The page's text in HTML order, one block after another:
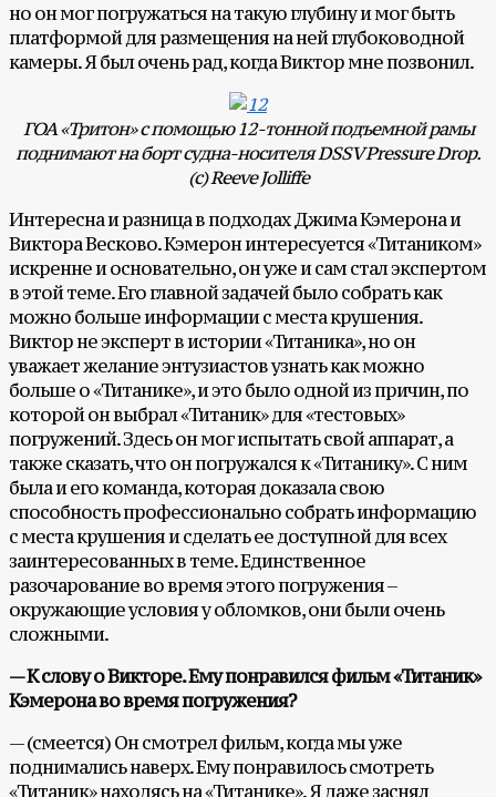
но он мог погружаться на такую глубину и мог быть
платформой для размещения на ней глубоководной
камеры. Я был очень рад, когда Виктор мне позвонил.
ГОА «Тритон» с помощью 12-тонной подъемной рамы
поднимают на борт судна-носителя DSSV Pressure Drop.
(с) Reeve Jolliffe
Интересна и разница в подходах Джима Кэмерона и
Виктора Весково. Кэмерон интересуется «Титаником»
искренне и основательно, он уже и сам стал экспертом
в этой теме. Его главной задачей было собрать как
можно больше информации с места крушения.
Виктор не эксперт в истории «Титаника», но он
уважает желание энтузиастов узнать как можно
больше о «Титанике», и это было одной из причин, по
которой он выбрал «Титаник» для «тестовых»
погружений. Здесь он мог испытать свой аппарат, а
также сказать, что он погружался к «Титанику». С ним
была и его команда, которая доказала свою
способность профессионально собрать информацию
с места крушения и сделать ее доступной для всех
заинтересованных в теме. Единственное
разочарование во время этого погружения –
окружающие условия у обломков, они были очень
сложными.
— К слову о Викторе. Ему понравился фильм «Титаник»
Кэмерона во время погружения?
— (смеется) Он смотрел фильм, когда мы уже
поднимались наверх. Ему понравилось смотреть
«Титаник» находясь на «Титанике». Я даже заснял